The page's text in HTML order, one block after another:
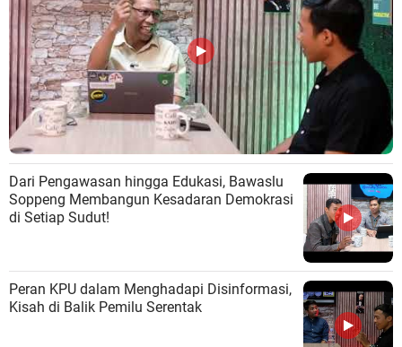
Dari Pengawasan hingga Edukasi, Bawaslu
Soppeng Membangun Kesadaran Demokrasi
di Setiap Sudut!
Peran KPU dalam Menghadapi Disinformasi,
Kisah di Balik Pemilu Serentak